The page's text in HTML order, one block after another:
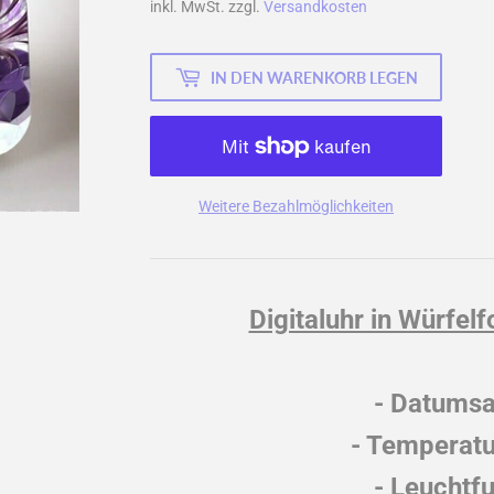
inkl. MwSt. zzgl. Versandkosten
IN DEN WARENKORB LEGEN
Weitere Bezahlmöglichkeiten
Digitaluhr in
-
-
-